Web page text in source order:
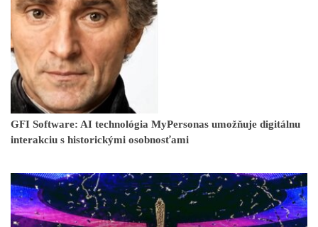
GFI Software: AI technológia MyPersonas umožňuje digitálnu
interakciu s historickými osobnosťami